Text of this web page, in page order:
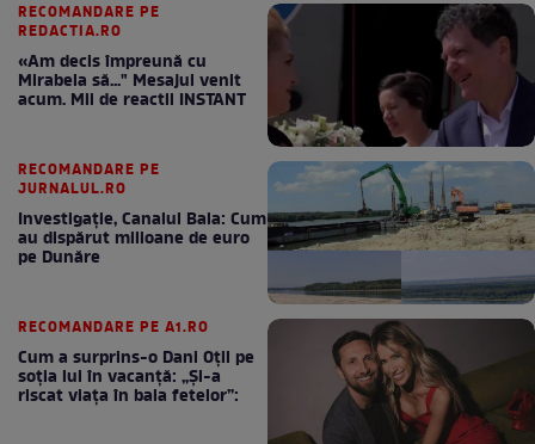
RECOMANDARE PE
REDACTIA.RO
«Am decis împreună cu
Mirabela să..." Mesajul venit
acum. Mii de reactii INSTANT
RECOMANDARE PE
JURNALUL.RO
Investigație, Canalul Bala: Cum
au dispărut milioane de euro
pe Dunăre
RECOMANDARE PE A1.RO
Cum a surprins-o Dani Oțil pe
soția lui în vacanță: „Și-a
riscat viața în baia fetelor”: